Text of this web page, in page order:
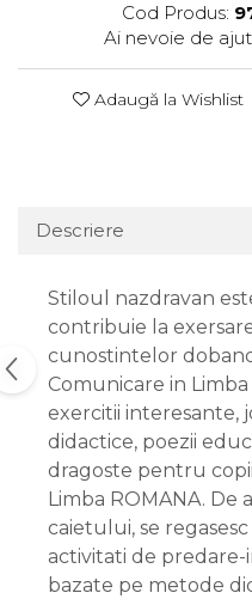
Cod Produs:
Ai nevoie de
Adaugă la Wishlist
Descriere
Stiloul nazdravan
contribuie la
cunostintelor
Comunicare in
exercitii interesante,
didactice, poezii
dragoste pentru
Limba ROMANA. De
caietului, se
activitati de
bazate pe metode